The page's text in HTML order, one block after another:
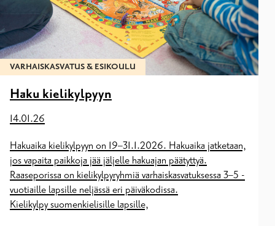
VARHAISKASVATUS & ESIKOULU
Haku kielikylpyyn
14.01.26
Hakuaika kielikylpyyn on 19–31.1.2026. Hakuaika jatketaan,
jos vapaita paikkoja jää jäljelle hakuajan päätyttyä.
Raaseporissa on kielikylpyryhmiä varhaiskasvatuksessa 3–5 -
vuotiaille lapsille neljässä eri päiväkodissa.
Kielikylpy suomenkielisille lapsille,